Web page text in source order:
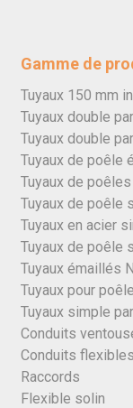
Gamme de
Tuyaux 150 mm
Tuyaux double
Tuyaux double
Tuyaux de poêle
Tuyaux de
Tuyaux de poêle
Tuyaux en acier
Tuyaux de poêle
Tuyaux émaillés
Tuyaux pour
Tuyaux simple
Conduits
Conduits
Raccords
Flexible solin